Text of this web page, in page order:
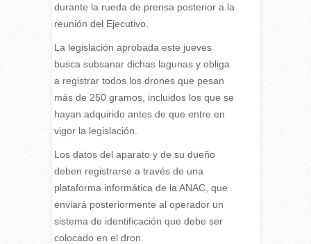
durante la rueda de prensa posterior a la
reunión del Ejecutivo.
La legislación aprobada este jueves
busca subsanar dichas lagunas y obliga
a registrar todos los drones que pesan
más de 250 gramos, incluidos los que se
hayan adquirido antes de que entre en
vigor la legislación.
Los datos del aparato y de su dueño
deben registrarse a través de una
plataforma informática de la ANAC, que
enviará posteriormente al operador un
sistema de identificación que debe ser
colocado en el dron.